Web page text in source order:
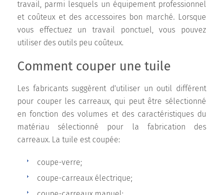
travail, parmi lesquels un équipement professionnel
et coûteux et des accessoires bon marché. Lorsque
vous effectuez un travail ponctuel, vous pouvez
utiliser des outils peu coûteux.
Comment couper une tuile
Les fabricants suggèrent d'utiliser un outil différent
pour couper les carreaux, qui peut être sélectionné
en fonction des volumes et des caractéristiques du
matériau sélectionné pour la fabrication des
carreaux. La tuile est coupée:
coupe-verre;
coupe-carreaux électrique;